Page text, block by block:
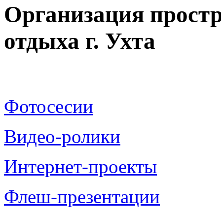
Организация
отдыха г. Ухта
Фотосесии
Видео-ролики
Интернет-проекты
Флеш-презентации